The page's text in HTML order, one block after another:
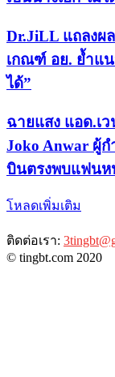
Dr.JiLL แถลงผ
เกณฑ์ อย. ย้ำแ
ได้”
ฉายแสง แอด.เ
Joko Anwar ผู้ก
บินตรงพบแฟนห
โหลดเพิ่มเติม
ติดต่อเรา:
© tingbt.com 2020